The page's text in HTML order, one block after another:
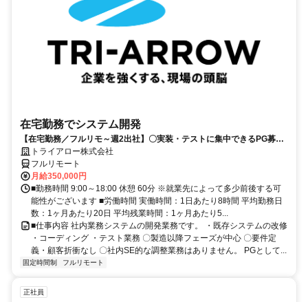
在宅勤務でシステム開発
【在宅勤務／フルリモ～週2出社】〇実装・テストに集中できるPG募集
〇業務用端末貸与あり
トライアロー株式会社
フルリモート
月給350,000円
■勤務時間 9:00～18:00 休憩 60分 ※就業先によって多少前後する可
能性がございます ■労働時間 実働時間：1日あたり8時間 平均勤務日
数：1ヶ月あたり20日 平均残業時間：1ヶ月あたり5...
■仕事内容 社内業務システムの開発業務です。 ・既存システムの改修
・コーディング ・テスト業務 〇製造以降フェーズが中心 〇要件定
義・顧客折衝なし 〇社内SE的な調整業務はありません。 PGとして...
固定時間制 フルリモート
正社員